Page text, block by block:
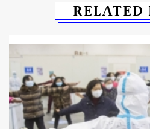
RELATED